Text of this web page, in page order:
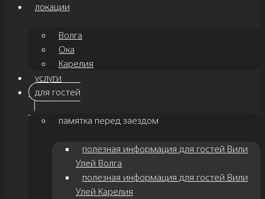
локации
Волга
Ока
Карелия
услуги
для гостей
памятка перед заездом
полезная информация для гостей Вили
Улей Волга
полезная информация для гостей Вили
Улей Карелия